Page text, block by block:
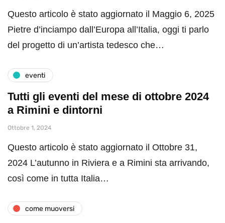
Questo articolo è stato aggiornato il Maggio 6, 2025
Pietre d’inciampo dall’Europa all’Italia, oggi ti parlo
del progetto di un’artista tedesco che…
eventi
Tutti gli eventi del mese di ottobre 2024
a Rimini e dintorni
Ottobre 1, 2024
Questo articolo è stato aggiornato il Ottobre 31,
2024 L’autunno in Riviera e a Rimini sta arrivando,
così come in tutta Italia…
come muoversi